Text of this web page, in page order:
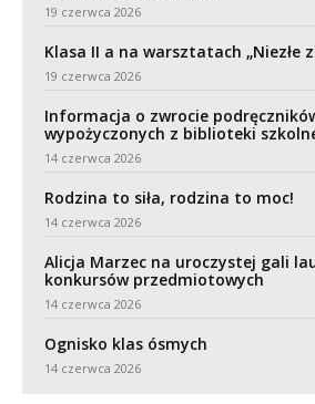
19 czerwca 2026
Klasa II a na warsztatach „Niezłe
19 czerwca 2026
Informacja o zwrocie
wypożyczonych z biblioteki
14 czerwca 2026
Rodzina to siła, rodzina to moc!
14 czerwca 2026
Alicja Marzec na uroczystej gali
konkursów przedmiotowych
14 czerwca 2026
Ognisko klas ósmych
14 czerwca 2026